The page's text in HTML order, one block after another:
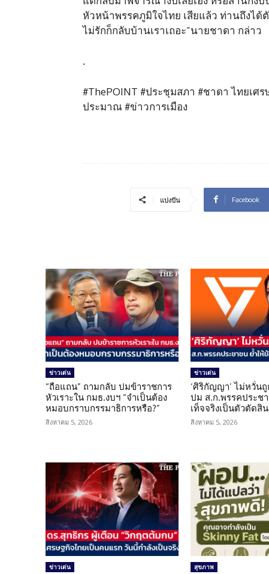
หัวหน้าพรรคภูมิใจไทย เสียแล้ว ท่านถึงไ
ไม่รักก็กลับบ้านเราเถอะ”นายชาดา กล่าว
.
#ThePOINT #ประชุมสภา #ชาดา ไทยเศ
ประมาณ #ข่าวการเมือง
แบ่งปัน Facebook
ข่าวเด่น
“ถือแถน” ถามกลับ ปมข้าราชการ
หัวเราะใน กมธ.งบฯ “จำเป็นต้อง
หมอบกราบกรรมาธิการหรือ?”
สิงหาคม 5, 2026
ข่าวเด่น
‘ศิริกัญญา’ ไม่หวั่น
ปม ส.ก.พรรคประช
เท็จจริงเป็นตัวตัดสิน
สิงหาคม 5, 2026
ข่าวเด่น สุขภาพ